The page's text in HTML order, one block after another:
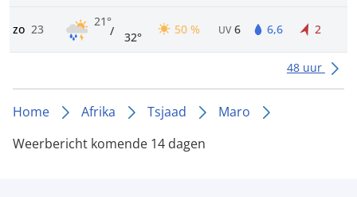
zo 23
21°
/ 32°
50 % UV 6 6,6 2
48 uur
Home Afrika Tsjaad
Maro
Weerbericht komende 14 dagen